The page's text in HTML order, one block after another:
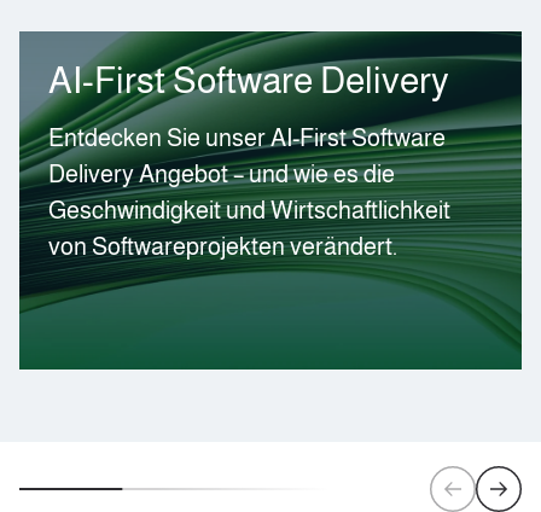
AI-First Software Delivery
Entdecken Sie unser AI-First Software
Delivery Angebot – und wie es die
Geschwindigkeit und Wirtschaftlichkeit
von Softwareprojekten verändert.